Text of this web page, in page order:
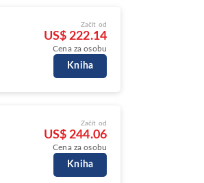
Začít od
US$ 222.14
Cena za osobu
Kniha
Začít od
US$ 244.06
Cena za osobu
Kniha